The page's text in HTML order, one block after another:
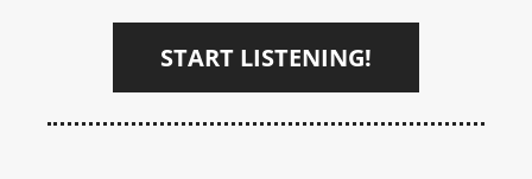
START LISTENING!